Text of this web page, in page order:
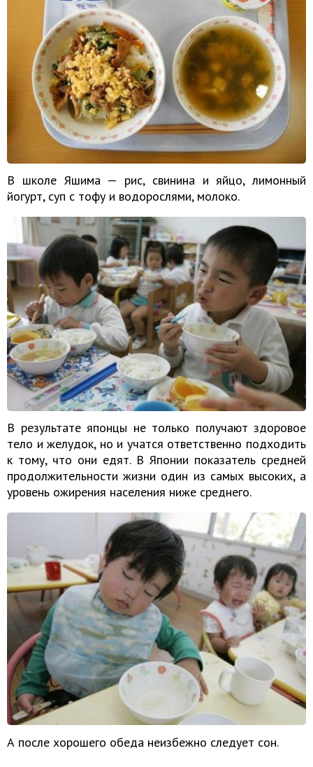
В школе Яшима — рис, свинина и яйцо, лимонный
йогурт, суп с тофу и водорослями, молоко.
В результате японцы не только получают здоровое
тело и желудок, но и учатся ответственно подходить
к тому, что они едят. В Японии показатель средней
продолжительности жизни один из самых высоких, а
уровень ожирения населения ниже среднего.
А после хорошего обеда неизбежно следует сон.